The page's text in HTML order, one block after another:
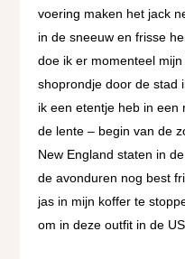
voering maken het jack
in de sneeuw en frisse
doe ik er momenteel
shoprondje door de stad
ik een etentje heb in een
de lente – begin van de
New England staten in
de avonduren nog best
jas in mijn koffer te
om in deze outfit in de